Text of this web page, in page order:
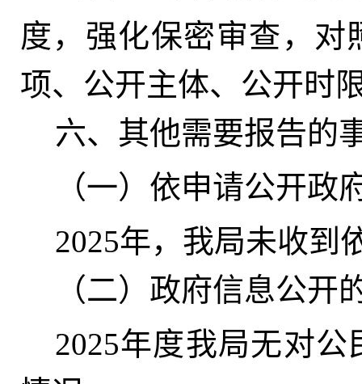
度，强化保密审查 ， 对
项、公开主体、公开时
六、其他需要报告的
（一）依申请公开政
2025年， 我局未收到
（二）政府信息公开
2025年度我局无对